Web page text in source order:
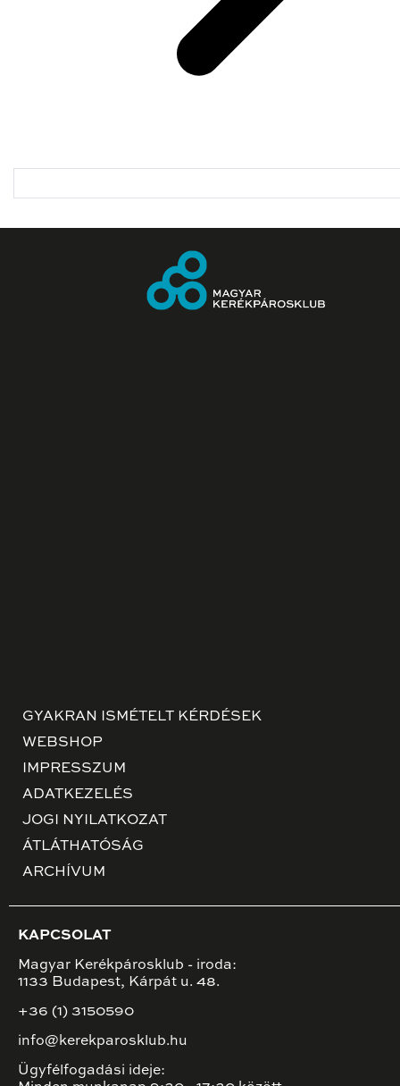
GYAKRAN ISMÉTELT KÉRDÉSEK
WEBSHOP
IMPRESSZUM
ADATKEZELÉS
JOGI NYILATKOZAT
ÁTLÁTHATÓSÁG
ARCHÍVUM
KAPCSOLAT
Magyar Kerékpárosklub - iroda:
1133 Budapest, Kárpát u. 48.
+36 (1) 3150590
info@kerekparosklub.hu
Ügyfélfogadási ideje: